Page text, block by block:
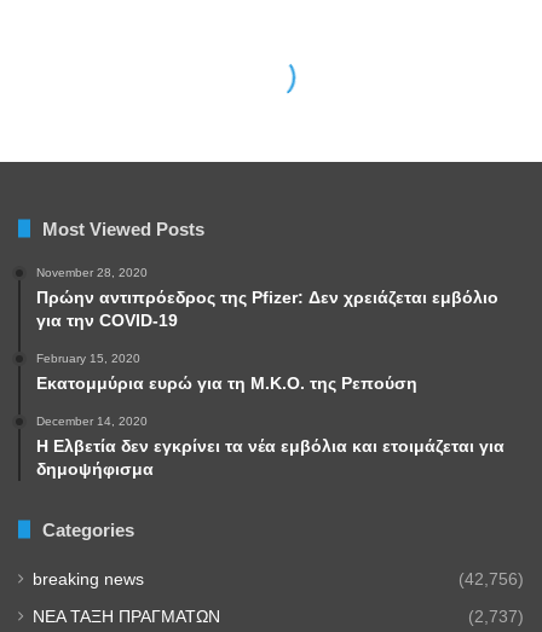
Most Viewed Posts
November 28, 2020
Πρώην αντιπρόεδρος της Pfizer: Δεν χρειάζεται εμβόλιο
για την COVID-19
February 15, 2020
Εκατομμύρια ευρώ για τη Μ.Κ.Ο. της Ρεπούση
December 14, 2020
Η Ελβετία δεν εγκρίνει τα νέα εμβόλια και ετοιμάζεται για
δημοψήφισμα
Categories
breaking news (42,756)
NEA TAΞΗ ΠΡΑΓΜΑΤΩΝ (2,737)